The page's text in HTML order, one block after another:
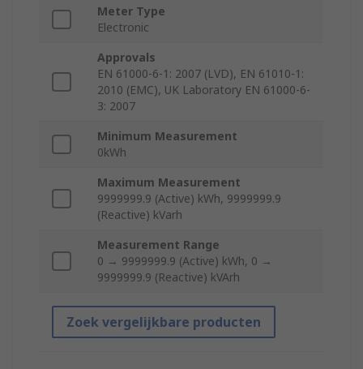
Meter Type
Electronic
Approvals
EN 61000-6-1: 2007 (LVD), EN 61010-1:
2010 (EMC), UK Laboratory EN 61000-6-
3: 2007
Minimum Measurement
0kWh
Maximum Measurement
9999999.9 (Active) kWh, 9999999.9
(Reactive) kVarh
Measurement Range
0 → 9999999.9 (Active) kWh, 0 →
9999999.9 (Reactive) kVArh
Zoek vergelijkbare producten